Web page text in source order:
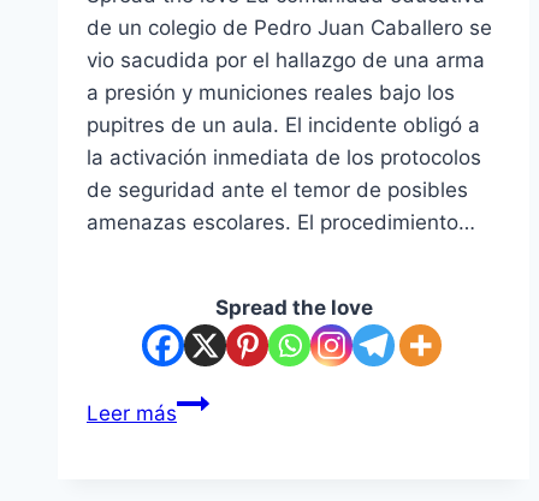
de un colegio de Pedro Juan Caballero se
vio sacudida por el hallazgo de una arma
a presión y municiones reales bajo los
pupitres de un aula. El incidente obligó a
la activación inmediata de los protocolos
de seguridad ante el temor de posibles
amenazas escolares. El procedimiento…
Spread the love
Leer másAlumnos